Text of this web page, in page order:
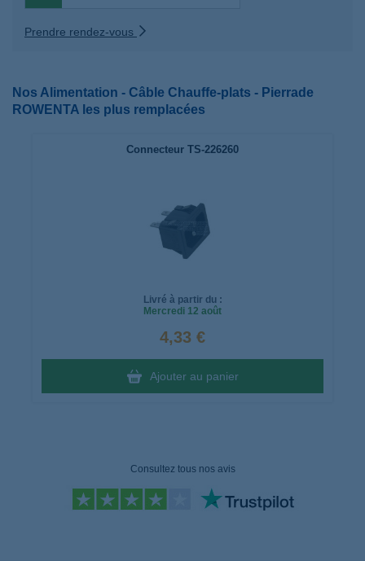
Prendre rendez-vous
Nos Alimentation - Câble Chauffe-plats - Pierrade
ROWENTA les plus remplacées
Connecteur TS-226260
Livré à partir du :
Mercredi 12 août
4,33 €
Ajouter au panier
Consultez tous nos avis